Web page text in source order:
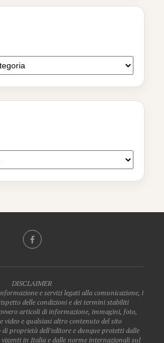
DISCLAIMER
e servizi legati alla comunicazione, i
delle condizioni e dei termini stabiliti
articoli di informazione, immagini, foto,
video e qualsiasi altro contenuto del sito
di proprietà dell’editore e dunque protetti dalle
in Italia e dalle norme internazionali sul